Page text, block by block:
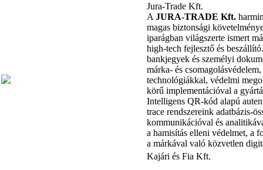
Jura-Trade Kft.
AJURA-TRADE Kft.
magas biztonsági
iparágban világszerte ismert
high-tech fejlesztő és
bankjegyek és személyi
márka- és
technológiákkal, védelmi
körű implementációval a
Intelligens QR-kód alapú
trace rendszereink adatbázis-
kommunikációval és
a hamisítás elleni védelmet, a
a márkával való közvetlen
Kajári és Fia Kft.